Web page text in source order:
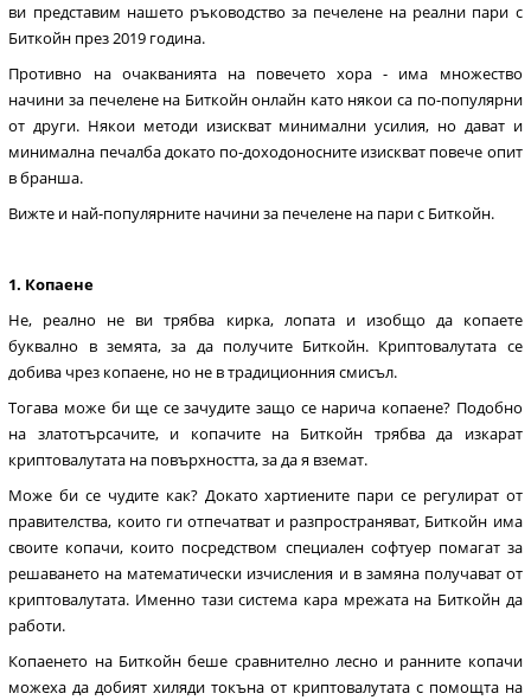
ви представим нашето ръководство за печелене на реални пари с
Биткойн през 2019 година.
Противно на очакванията на повечето хора - има множество
начини за печелене на Биткойн онлайн като някои са по-популярни
от други. Някои методи изискват минимални усилия, но дават и
минимална печалба докато по-доходоносните изискват повече опит
в бранша.
Вижте и най-популярните начини за печелене на пари с Биткойн.
1. Копаене
Не, реално не ви трябва кирка, лопата и изобщо да копаете
буквално в земята, за да получите Биткойн. Криптовалутата се
добива чрез копаене, но не в традиционния смисъл.
Тогава може би ще се зачудите защо се нарича копаене? Подобно
на златотърсачите, и копачите на Биткойн трябва да изкарат
криптовалутата на повърхността, за да я вземат.
Може би се чудите как? Докато хартиените пари се регулират от
правителства, които ги отпечатват и разпространяват, Биткойн има
своите копачи, които посредством специален софтуер помагат за
решаването на математически изчисления и в замяна получават от
криптовалутата. Именно тази система кара мрежата на Биткойн да
работи.
Копаенето на Биткойн беше сравнително лесно и ранните копачи
можеха да добият хиляди токъна от криптовалутата с помощта на